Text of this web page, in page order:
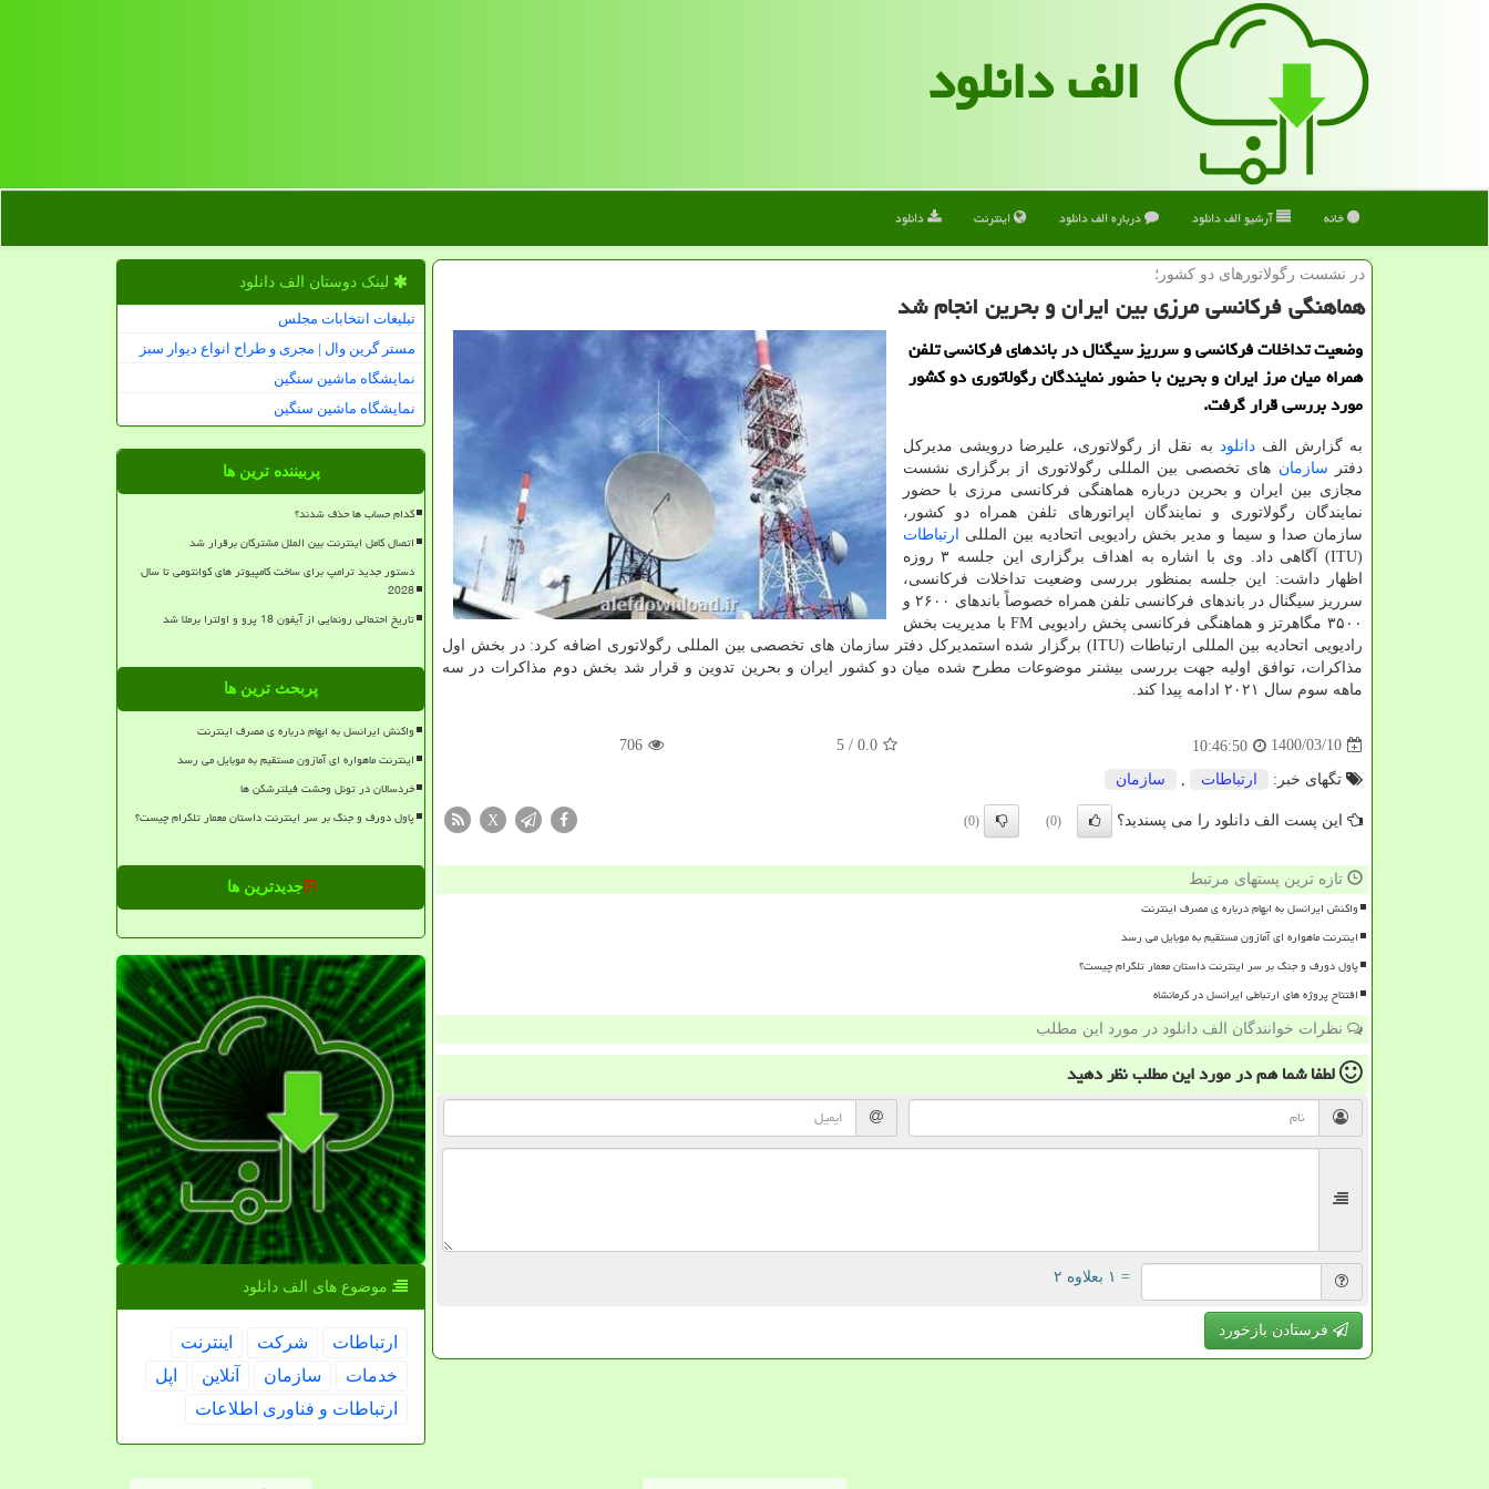
الف دانلود
خانه آرشیو الف دانلود درباره الف دانلود اینترنت دانلود
در نشست رگولاتورهای دو كشور؛
هماهنگی فركانسی مرزی بین ایران و بحرین انجام شد
وضعیت تداخلات فرکانسی و سرریز سیگنال در باندهای فرکانسی تلفن
همراه میان مرز ایران و بحرین با حضور نمایندگان رگولاتوری دو کشور
مورد بررسی قرار گرفت.
به گزارش الفدانلود به نقل از رگولاتوری، علیرضا درویشی مدیرکل
دفتر سازمان های تخصصی بین المللی رگولاتوری از برگزاری نشست
مجازی بین ایران و بحرین درباره هماهنگی فرکانسی مرزی با حضور
نمایندگان رگولاتوری و نمایندگان اپراتورهای تلفن همراه دو کشور،
سازمان صدا و سیما و مدیر بخش رادیویی اتحادیه بین المللی
ارتباطات
(ITU) آگاهی داد. وی با اشاره به اهداف برگزاری این جلسه ۳ روزه
اظهار داشت: این جلسه بمنظور بررسی وضعیت تداخلات فرکانسی،
سرریز سیگنال در باندهای فرکانسی تلفن همراه خصوصاً باندهای ۲۶۰۰ و
۳۵۰۰ مگاهرتز و هماهنگی فرکانسی پخش رادیویی FM با مدیریت بخش
رادیویی اتحادیه بین المللی ارتباطات (ITU) برگزار شده استمدیرکل دفتر سازمان های تخصصی بین المللی رگولاتوری اضافه کرد: در بخش اول
مذاکرات، توافق اولیه جهت بررسی بیشتر موضوعات مطرح شده میان دو کشور ایران و بحرین تدوین و قرار شد بخش دوم مذاکرات در سه
ماهه سوم سال ۲۰۲۱ ادامه پیدا کند.
1400/03/10
10:46:50
0.0
/ 5
706
تگهای خبر: ارتباطات سازمان
این پست الف دانلود را می پسندید؟ (0)
(0)
X
تازه ترین پستهای مرتبط
واکنش ایرانسل به ابهام درباره ی مصرف اینترنت
اینترنت ماهواره ای آمازون مستقیم به موبایل می رسد
پاول دورف و جنگ بر سر اینترنت داستان معمار تلگرام چیست؟
افتتاح پروژه های ارتباطی ایرانسل در کرمانشاه
نظرات خوانندگان الف دانلود در مورد این مطلب
لطفا شما همدر مورد این مطلبنظر دهید
= ۱ بعلاوه ۲
فرستادن بازخورد
لینک دوستان الف دانلود
تبلیغات انتخابات مجلس
مستر گرین وال | مجری و طراح انواع دیوار سبز
نمایشگاه ماشین سنگین
نمایشگاه ماشین سنگین
پربیننده ترین ها
کدام حساب ها حذف شدند؟
اتصال کامل اینترنت بین الملل مشترکان برقرار شد
دستور جدید ترامپ برای ساخت کامپیوتر های کوانتومی تا سال
2028
تاریخ احتمالی رونمایی از آیفون 18 پرو و اولترا برملا شد
پربحث ترین ها
واکنش ایرانسل به ابهام درباره ی مصرف اینترنت
اینترنت ماهواره ای آمازون مستقیم به موبایل می رسد
خردسالان در تونل وحشت فیلترشکن ها
پاول دورف و جنگ بر سر اینترنت داستان معمار تلگرام چیست؟
جدیدترین ها
موضوع های الف دانلود
ارتباطات شركت
اینترنت
خدمات
سازمان آنلاین
اپل
ارتباطات و فناوری اطلاعات